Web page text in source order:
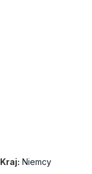
Kraj: Niemcy